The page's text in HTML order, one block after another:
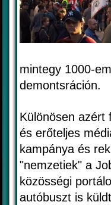
mintegy 1000-
demontsráción.
Különösen
és erőteljes
kampánya és
"nemzetiek" a
közösségi
autóbuszt is